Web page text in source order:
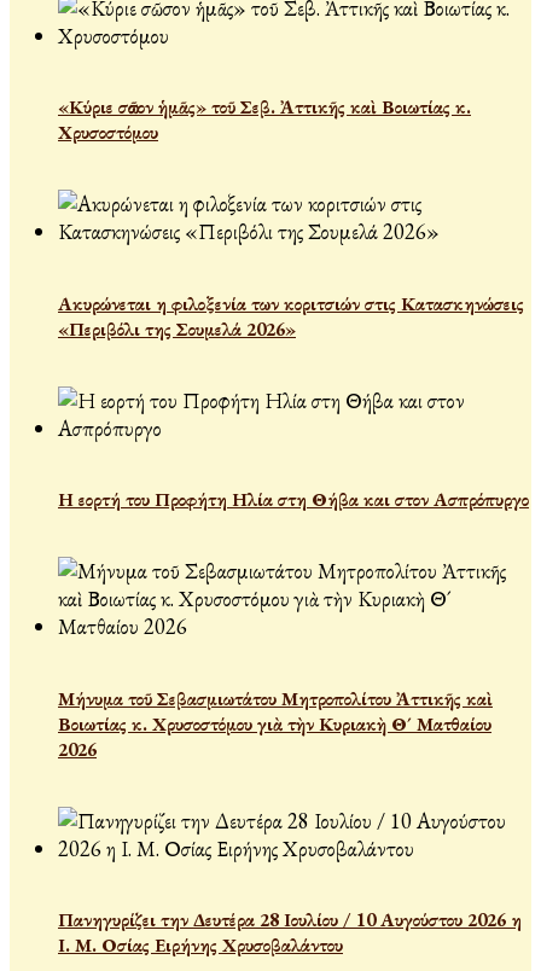
«Κύριε σῶσον ἡμᾶς» τοῦ Σεβ. Ἀττικῆς καὶ Βοιωτίας κ.
Χρυσοστόμου
Ακυρώνεται η φιλοξενία των κοριτσιών στις Κατασκηνώσεις
«Περιβόλι της Σουμελά 2026»
Η εορτή του Προφήτη Ηλία στη Θήβα και στον Ασπρόπυργο
Μήνυμα τοῦ Σεβασμιωτάτου Μητροπολίτου Ἀττικῆς καὶ
Βοιωτίας κ. Χρυσοστόμου γιὰ τὴν Κυριακὴ Θ´ Ματθαίου
2026
Πανηγυρίζει την Δευτέρα 28 Ιουλίου / 10 Αυγούστου 2026 η
Ι. Μ. Οσίας Ειρήνης Χρυσοβαλάντου